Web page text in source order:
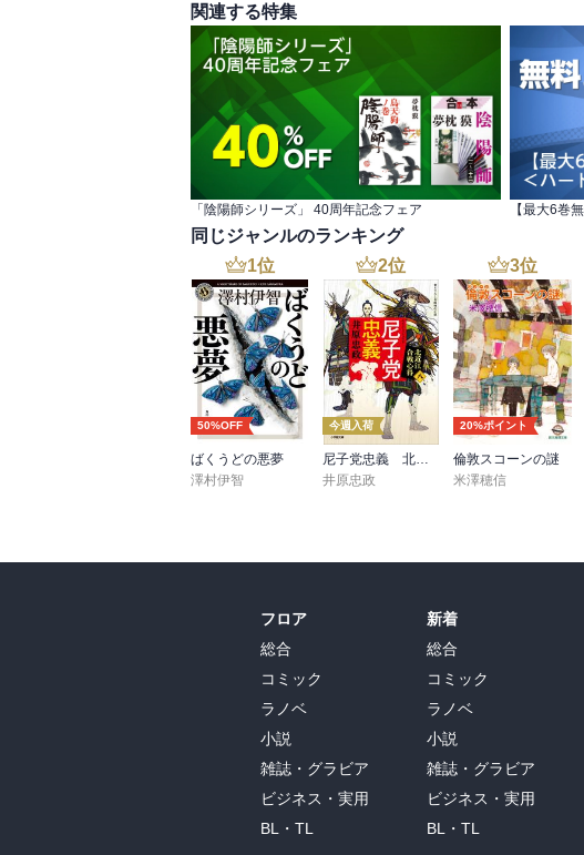
関連する特集
「陰陽師シリーズ」 40周年記念フェア
同じジャンルのランキング
1位
50%OFF
ばくうどの悪夢
澤村伊智
2位
今週入荷
尼子党忠義 北近江合戦心得〈八〉
井原忠政
3位
20%ポイント
倫敦スコーンの謎
米澤穂信
フロア
総合
コミック
ラノベ
小説
雑誌・グラビア
ビジネス・実用
BL・TL
新着
総合
コミック
ラノベ
小説
雑誌・グラビア
ビジネス・実用
BL・TL